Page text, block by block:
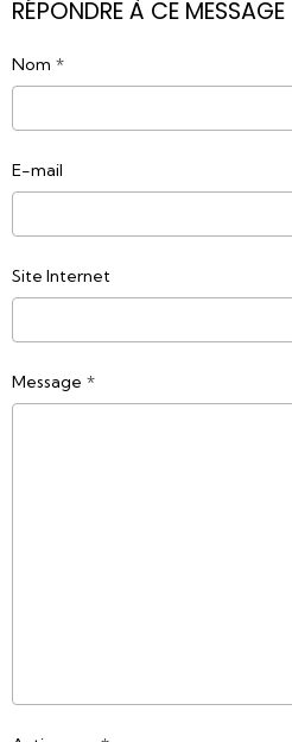
RÉPONDRE À CE MESSAGE
Nom
E-mail
Site Internet
Message